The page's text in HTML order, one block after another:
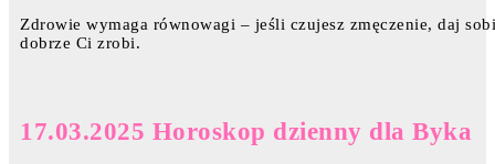
Zdrowie wymaga równowagi – jeśli czujesz zmęczenie, daj
dobrze Ci zrobi.
17.03.2025 Horoskop dzienny dla Byka